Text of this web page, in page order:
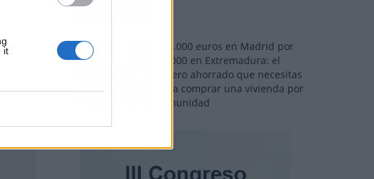
it
110.000 euros en Madrid por
31.000 en Extremadura: el
dinero ahorrado que necesitas
para comprar una vivienda por
comunidad